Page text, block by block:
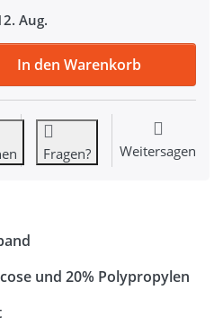
Aug.
/ Taschenband - 40mm
In den Warenkorb
Fragen? Weitersagen
und 20% Polypropylen